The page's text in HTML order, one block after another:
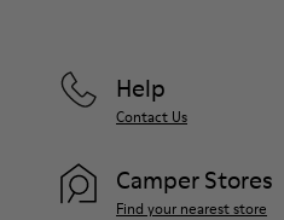
Help
Contact Us
Camper Stores
Find your nearest store